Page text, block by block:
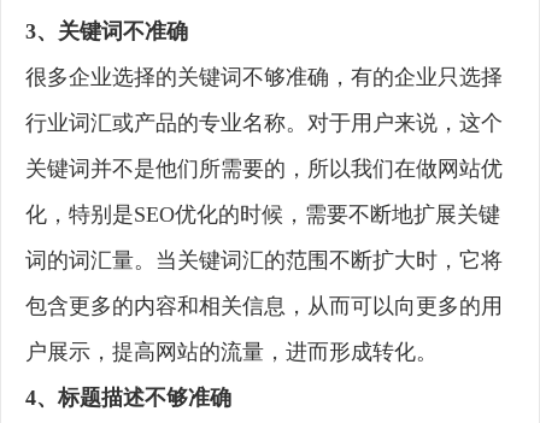
3、关键词不准确
很多企业选择的关键词不够准确，有的企业只选择
行业词汇或产品的专业名称。对于用户来说，这个
关键词并不是他们所需要的，所以我们在做网站优
化，特别是SEO优化的时候，需要不断地扩展关键
词的词汇量。当关键词汇的范围不断扩大时，它将
包含更多的内容和相关信息，从而可以向更多的用
户展示，提高网站的流量，进而形成转化。
4、标题描述不够准确